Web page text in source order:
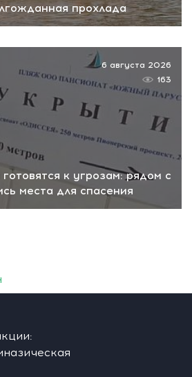
прохлада
к угрозам: рядом с
места для спасения
6 августа 2026
163